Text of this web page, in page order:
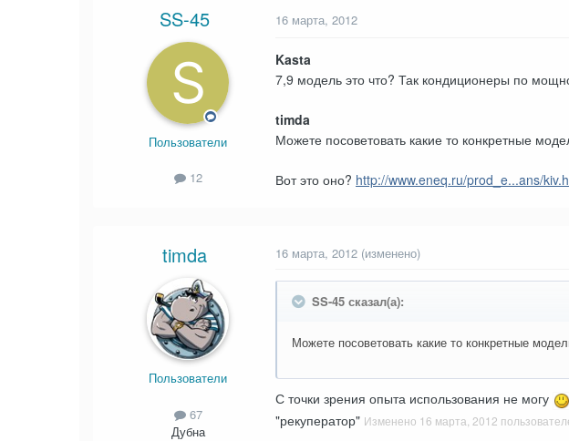
SS-45
Пользователи
12
16 марта, 2012
Kasta
7,9 модель это что? Так кондиционеры по
timda
Можете посоветовать какие то конкретные
Вот это оно? http://www.eneq.ru/prod_e...ans/
timda
Пользователи
67
Дубна
16 марта, 2012 (изменено)
SS-45 сказал(а):
Можете посоветовать какие то конкретные
С точки зрения опыта использования не могу
"рекуператор" Изменено 16 марта, 2012